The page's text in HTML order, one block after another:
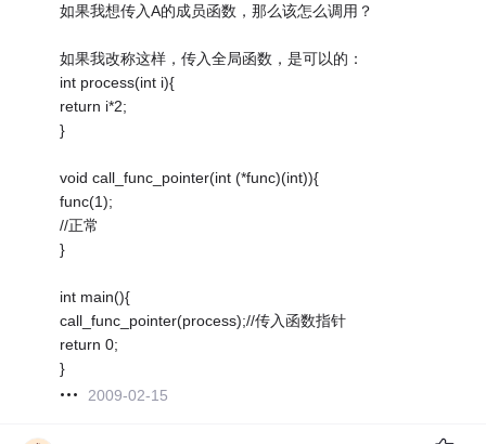
如果我想传入A的成员函数，那么该怎么调用？
如果我改称这样，传入全局函数，是可以的：
int process(int i){
return i*2;
}
void call_func_pointer(int (*func)(int)){
func(1);
//正常
}
int main(){
call_func_pointer(process);//传入函数指针
return 0;
}
2009-02-15